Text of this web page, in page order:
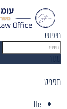
חיפוש
תפריט
He